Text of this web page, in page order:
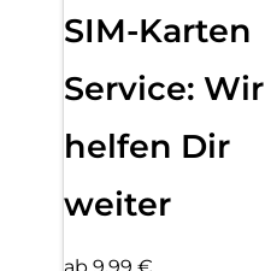
SIM-Karten
Service: Wir
helfen Dir
weiter